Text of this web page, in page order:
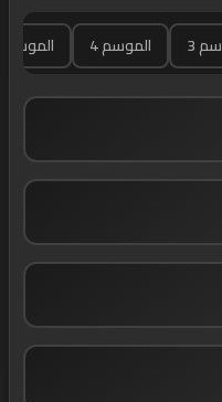
3 الموسم 4 الموسم 5